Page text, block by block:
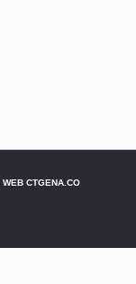
WEB CTGENA.CO